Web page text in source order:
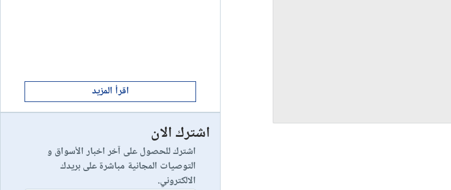
إستعراض شركة
10
اقرأ المزيد
اشترك الان
اشترك للحصول على آخر اخبار الأسواق و
التوصيات المجانية مباشرة على بريدك
الالكتروني.